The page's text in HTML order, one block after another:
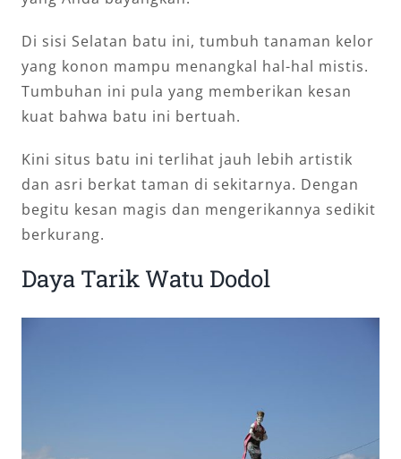
Di sisi Selatan batu ini, tumbuh tanaman kelor
yang konon mampu menangkal hal-hal mistis.
Tumbuhan ini pula yang memberikan kesan
kuat bahwa batu ini bertuah.
Kini situs batu ini terlihat jauh lebih artistik
dan asri berkat taman di sekitarnya. Dengan
begitu kesan magis dan mengerikannya sedikit
berkurang.
Daya Tarik Watu Dodol